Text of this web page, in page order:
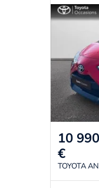
10 990
€
TOYOTA